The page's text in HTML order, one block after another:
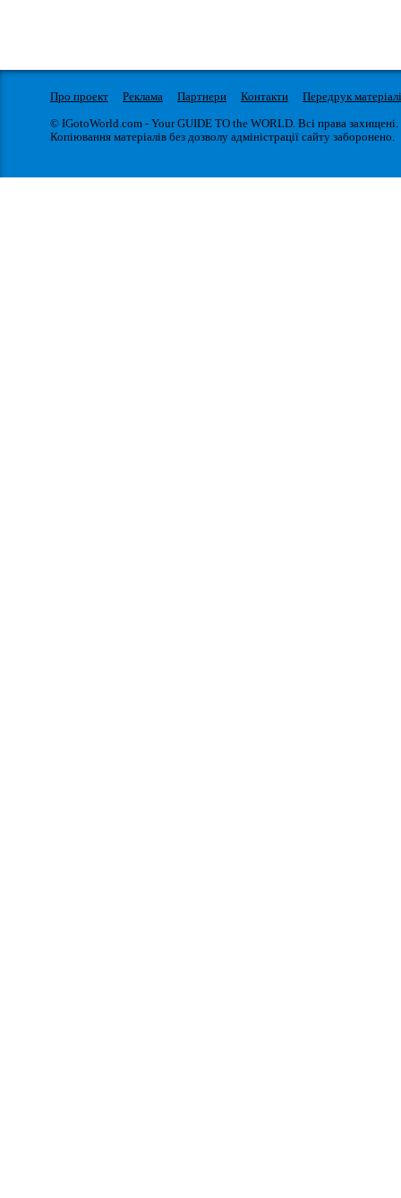
Про проект Реклама Партнери Контакти
Передрук
© IGotoWorld.com - Your GUIDE TO the WORLD. Всі права захищені.
Копіювання матеріалів без дозволу адміністрації сайту заборонено.